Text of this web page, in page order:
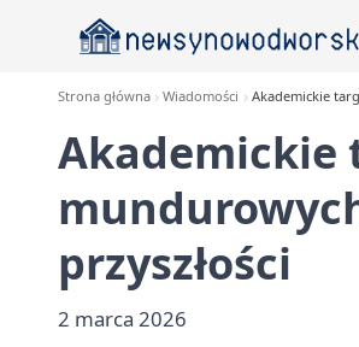
Strona główna Wiadomości Akademickie
Akademickie
przyszłości
2 marca 2026